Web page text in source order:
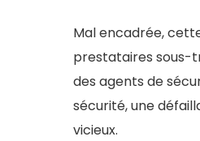
Mal encadrée,
prestataires sous-
des agents de
sécurité, une
vicieux.